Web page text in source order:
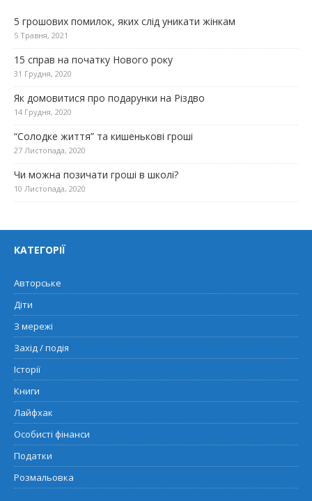
5 грошових помилок, яких слід уникати жінкам
5 Травня, 2021
15 справ на початку Нового року
31 Грудня, 2020
Як домовитися про подарунки на Різдво
14 Грудня, 2020
“Солодке життя” та кишенькові гроші
27 Листопада, 2020
Чи можна позичати гроші в школі?
10 Листопада, 2020
КАТЕГОРІЇ
Авторське
Діти
З мережі
Захід / подія
Історії
Книги
Лайфхак
Особисті фінанси
Податки
Розмальовка